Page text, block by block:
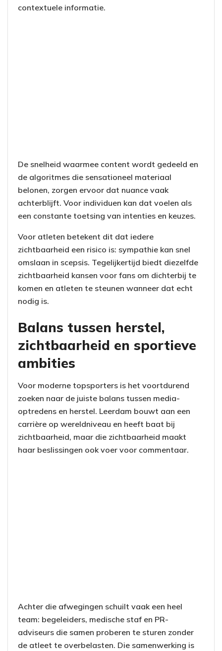
contextuele informatie.
De snelheid waarmee content wordt gedeeld en
de algoritmes die sensationeel materiaal
belonen, zorgen ervoor dat nuance vaak
achterblijft. Voor individuen kan dat voelen als
een constante toetsing van intenties en keuzes.
Voor atleten betekent dit dat iedere
zichtbaarheid een risico is: sympathie kan snel
omslaan in scepsis. Tegelijkertijd biedt diezelfde
zichtbaarheid kansen voor fans om dichterbij te
komen en atleten te steunen wanneer dat echt
nodig is.
Balans tussen herstel,
zichtbaarheid en sportieve
ambities
Voor moderne topsporters is het voortdurend
zoeken naar de juiste balans tussen media-
optredens en herstel. Leerdam bouwt aan een
carrière op wereldniveau en heeft baat bij
zichtbaarheid, maar die zichtbaarheid maakt
haar beslissingen ook voer voor commentaar.
Achter die afwegingen schuilt vaak een heel
team: begeleiders, medische staf en PR-
adviseurs die samen proberen te sturen zonder
de atleet te overbelasten. Die samenwerking is